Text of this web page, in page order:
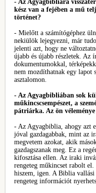
- Az Agyagbibliára
kész van a fejében a mű
történet?
- Mielőtt a számítógéphez
nekiülök lejegyezni, már
jelenti azt, hogy ne
újabb és újabb részletek. Az
dokumentumokkal,
nem mozdíthatnak egy lapot
asztalomon.
- Az Agyagbibliában sok
műkincscsempészet, a
pátriárka. Az ön
- Az Agyagbiblia, ahogy azt
jóval gazdagabbak, mint az
megvetem azokat, akik
gazdagszanak meg. Ez a
kifosztása ellen. Az iraki
rengeteg műkincset rabolt
hiszem, igen. A Biblia
rengeteg információt